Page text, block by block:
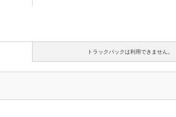
トラックバックは利用できません。